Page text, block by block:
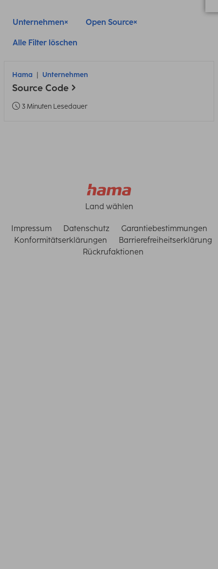
Unternehmen Open Source
Alle Filter löschen
Hama Unternehmen
Source Code
3 Minuten Lesedauer
Land wählen
Impressum Datenschutz
Garantiebestimmungen
Konformitätserklärungen
Barrierefreiheitserklärung
Rückrufaktionen